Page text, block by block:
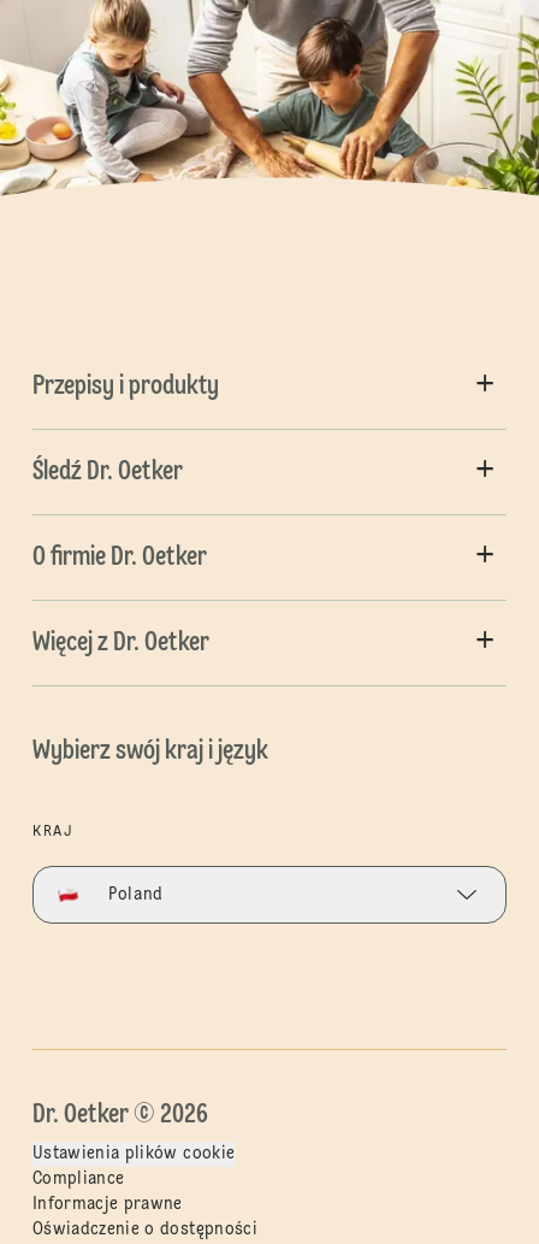
Przepisy i produkty
Śledź Dr. Oetker
O firmie Dr. Oetker
Więcej z Dr. Oetker
Wybierz swój kraj i język
KRAJ
Poland
Dr. Oetker © 2026
Ustawienia plików cookie
Compliance
Informacje prawne
Oświadczenie o dostępności